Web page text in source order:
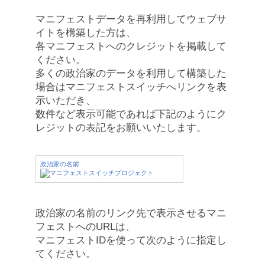
マニフェストデータを再利用してウェブサ
イトを構築した方は、
各マニフェストへのクレジットを掲載して
ください。
多くの政治家のデータを利用して構築した
場合はマニフェストスイッチへリンクを表
示いただき、
数件など表示可能であれば下記のようにク
レジットの表記をお願いいたします。
政治家の名前
政治家の名前のリンク先で表示させるマニ
フェストへのURLは、
マニフェストIDを使って次のように指定し
てください。